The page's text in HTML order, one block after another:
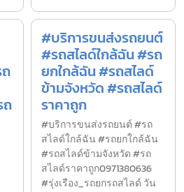
ถ
#บริการขนส่งรถยนต์
#รถสไลด์ใกล้ฉัน #รถ
ยกใกล้ฉัน #รถสไลด์
ข้ามจังหวัด #รถสไลด์
ราคาถูก
#บริการขนส่งรถยนต์ #รถ
สไลด์ใกล้ฉัน #รถยกใกล้ฉัน
#รถสไลด์ข้ามจังหวัด #รถ
สไลด์ราคาถูก0971380636
#รุ่งเรือง_รถยกรถสไลด์ วัน